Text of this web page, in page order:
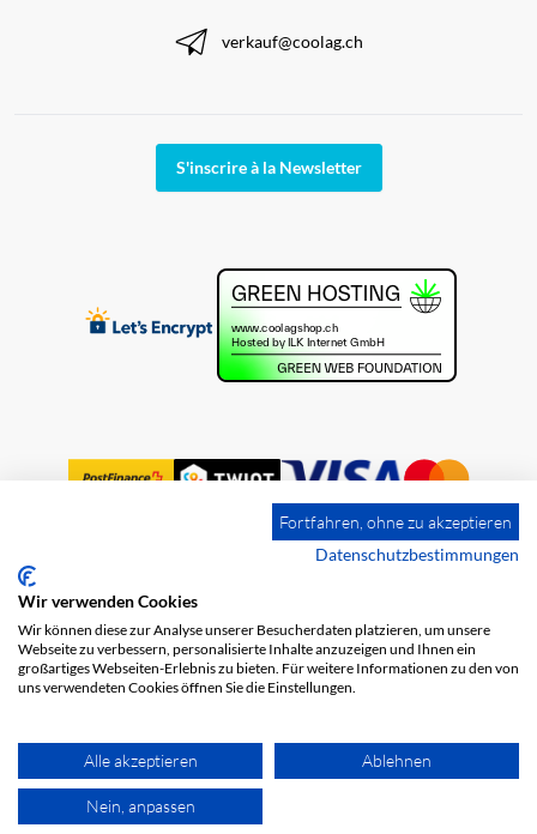
verkauf@coolag.ch
S'inscrire à la Newsletter
Impression
Protection des données
© 2026 COOL AG. Tous les droits sont réservés.
powered by polynorm
Fortfahren, ohne zu akzeptieren
Datenschutzbestimmungen
Wir verwenden Cookies
Wir können diese zur Analyse unserer Besucherdaten platzieren, um unsere
Webseite zu verbessern, personalisierte Inhalte anzuzeigen und Ihnen ein
großartiges Webseiten-Erlebnis zu bieten. Für weitere Informationen zu den von
uns verwendeten Cookies öffnen Sie die Einstellungen.
Alle akzeptieren Ablehnen
Nein, anpassen